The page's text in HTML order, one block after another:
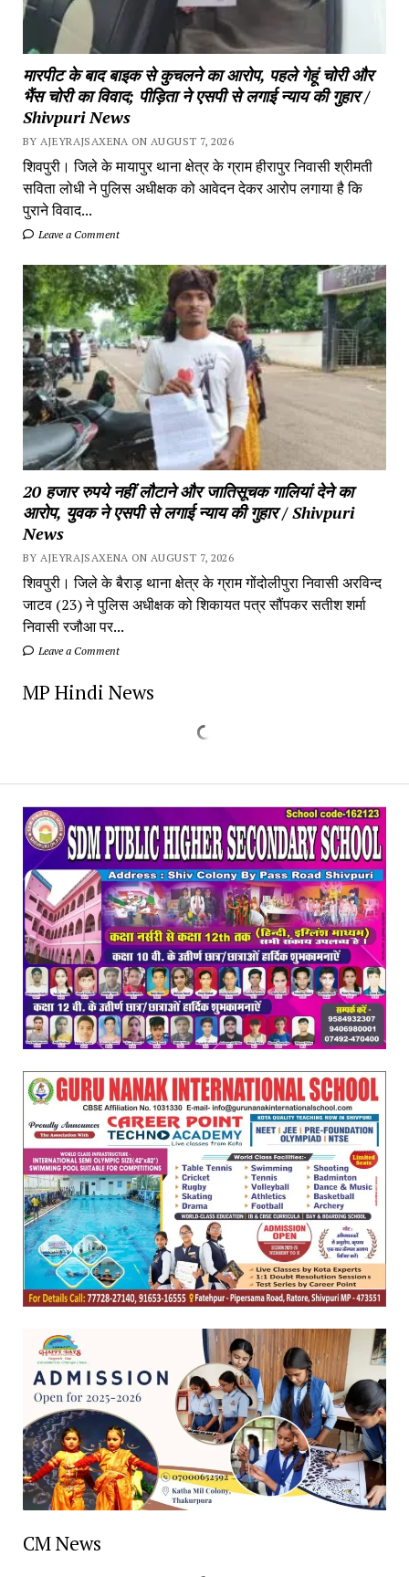
मारपीट के बाद बाइक से कुचलने का आरोप, पहले गेहूं चोरी और
भैंस चोरी का विवाद; पीड़िता ने एसपी से लगाई न्याय की गुहार /
Shivpuri News
BY AJEYRAJSAXENA ON AUGUST 7, 2026
शिवपुरी। जिले के मायापुर थाना क्षेत्र के ग्राम हीरापुर निवासी श्रीमती
सविता लोधी ने पुलिस अधीक्षक को आवेदन देकर आरोप लगाया है कि
पुराने विवाद...
Leave a Comment
20 हजार रुपये नहीं लौटाने और जातिसूचक गालियां देने का
आरोप, युवक ने एसपी से लगाई न्याय की गुहार / Shivpuri
News
BY AJEYRAJSAXENA ON AUGUST 7, 2026
शिवपुरी। जिले के बैराड़ थाना क्षेत्र के ग्राम गोंदोलीपुरा निवासी अरविन्द
जाटव (23) ने पुलिस अधीक्षक को शिकायत पत्र सौंपकर सतीश शर्मा
निवासी रजौआ पर...
Leave a Comment
MP Hindi News
CM News